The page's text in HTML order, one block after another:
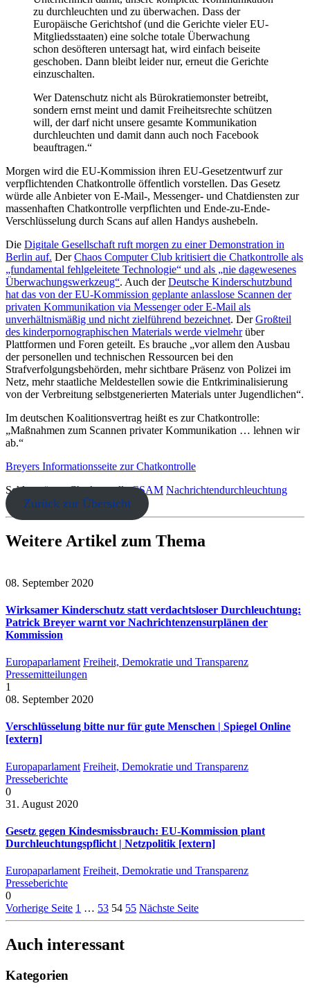
zu durchleuchten und zu überwachen. Dass der
Europäische Gerichtshof (und die Gerichte vieler EU-
Mitgliedsstaaten) eine solche totale Überwachung
schon desöfteren untersagt hat, wird einfach beiseite
geschoben. Dann bleibt leider nur, erneut die Gerichte
einzuschalten.
Wer Datenschutz nicht als Bürokratiemonster betreibt,
sondern ernst meint und damit Freiheitsrechte schützen
will, der darf nicht unsere gesamte Kommunikation
durchleuchten und damit dann auch noch Facebook
beauftragen.“
Morgen wird die EU-Kommission ihren EU-Gesetzentwurf zur
verpflichtenden Chatkontrolle öffentlich vorstellen. Das Gesetz
würde alle Anbieter von E-Mail-, Messenger- und Chatdiensten zur
massenhaften Chatkontrolle verpflichten und Ende-zu-Ende-
Verschlüsselung durch Scans auf allen Handys aushebeln.
Die Digitale Gesellschaft ruft morgen zu einer Demonstration in
Berlin auf. DerChaos Computer Club kritisiert die Chatkontrolle als
„fundamental fehlgeleitete Technologie“ und als „nie dagewesenes
Überwachungswerkzeug“. Auch derDeutsche Kinderschutzbund
hat das von der EU-Kommission geplante anlasslose Scannen der
privaten Kommunikation via Messenger oder E-Mail als
unverhältnismäßig und nicht zielführend bezeichnet. DerGroßteil
des kinderpornographischen Materials werde vielmehrüber
Plattformen und Foren geteilt. Es brauche „vor allem den Ausbau
der personellen und technischen Ressourcen bei den
Strafverfolgungsbehörden, mehr sichtbare Präsenz von Polizei im
Netz, mehr staatliche Meldestellen sowie die Entkriminalisierung
von der Verbreitung selbstgenerierten Materials unter Jugendlichen“.
Im deutschen Koalitionsvertrag heißt es zur Chatkontrolle:
„Maßnahmen zum Scannen privater Kommunikation … lehnen wir
ab.“
Breyers Informationsseite zur Chatkontrolle
Schlagwörter: Chatkontrolle CSAM Nachrichtendurchleuchtung
Zurück zur Übersicht
Weitere Artikel zum Thema
08. September 2020
Wirksamer Kinderschutz statt verdachtsloser Durchleuchtung:
Patrick Breyer warnt vor Nachrichtenzensurplänen der
Kommission
Europaparlament Freiheit, Demokratie und Transparenz
Pressemitteilungen
1
08. September 2020
Verschlüsselung bitte nur für gute Menschen | Spiegel Online
[extern]
Europaparlament Freiheit, Demokratie und Transparenz
Presseberichte
0
31. August 2020
Gesetz gegen Kindesmissbrauch: EU-Kommission plant
Durchleuchtungspflicht | Netzpolitik [extern]
Europaparlament Freiheit, Demokratie und Transparenz
Presseberichte
0
Vorherige Seite 1 … 53 54 55 Nächste Seite
Auch interessant
Kategorien